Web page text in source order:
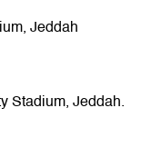
Jeddah
Stadium, Jeddah.